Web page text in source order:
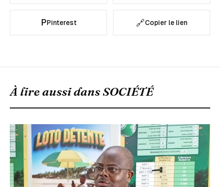
PPinterest 🔗Copier le lien
À lire aussi dansSOCIÉTÉ